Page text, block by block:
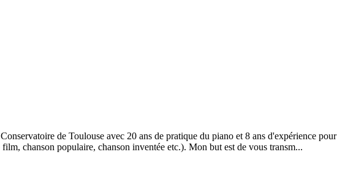
de Toulouse avec 20 ans de pratique du piano et 8 ans d'expérience pour
chanson populaire, chanson inventée etc.). Mon but est de vous transm...